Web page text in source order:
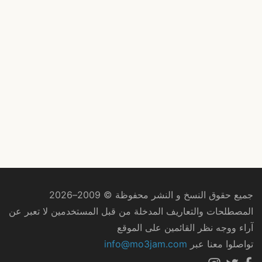
جميع حقوق النسخ و النشر محفوظة © 2009–2026
المصطلحات والتعاريف المدخلة من قبل المستخدمين لا تعبر عن
آراء ووجه نظر القائمين على الموقع
تواصلوا معنا عبر info@mo3jam.com